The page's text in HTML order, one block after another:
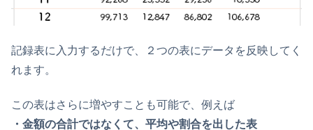
記録表に入力するだけで、２つの表にデータを反映してく
れます。
この表はさらに増やすことも可能で、例えば
・金額の合計ではなくて、平均や割合を出した表